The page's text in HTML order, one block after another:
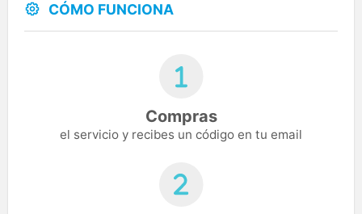
CÓMO FUNCIONA
Compras
el servicio y recibes un código en tu email